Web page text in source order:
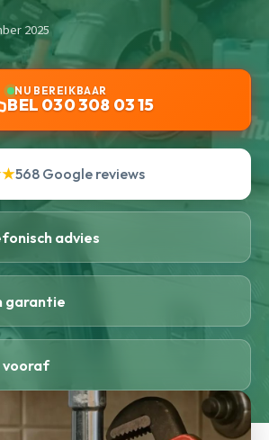
2025
NU BEREIKBAAR
BEL 030 308 03 15
568 Google reviews
advies
garantie
vooraf